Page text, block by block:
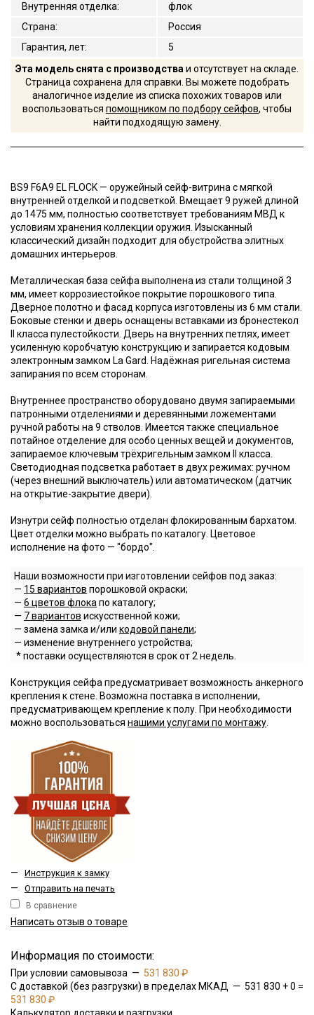
Внутренняя отделка:
флок
Страна:
Россия
Гарантия, лет:
5
Эта модель снята с производства и отсутствует на складе.
Страница сохранена для справки. Вы можете подобрать
аналогичное изделие из списка похожих товаров или
воспользоваться помощником по подбору сейфов, чтобы
найти подходящую замену.
BS9 F6A9 EL FLOCK — оружейный сейф-витрина с мягкой
внутренней отделкой и подсветкой. Вмещает 9 ружей длиной
до 1475 мм, полностью соответствует требованиям МВД к
условиям хранения коллекции оружия. Изысканный
классический дизайн подходит для обустройства элитных
домашних интерьеров.
Металлическая база сейфа выполнена из стали толщиной 3
мм, имеет коррозиестойкое покрытие порошкового типа.
Дверное полотно и фасад корпуса изготовлены из 6 мм стали.
Боковые стенки и дверь оснащены вставками из бронестекол
II класса пулестойкости. Дверь на внутренних петлях, имеет
усиленную коробчатую конструкцию и запирается кодовым
электронным замком La Gard. Надёжная ригельная система
запирания по всем сторонам.
Внутреннее пространство оборудовано двумя запираемыми
патронными отделениями и деревянными ложементами
ручной работы на 9 стволов. Имеется также специальное
потайное отделение для особо ценных вещей и документов,
запираемое ключевым трёхригельным замком II класса.
Светодиодная подсветка работает в двух режимах: ручном
(через внешний выключатель) или автоматическом (датчик
на открытие-закрытие двери).
Изнутри сейф полностью отделан флокированным бархатом.
Цвет отделки можно выбрать по каталогу. Цветовое
исполнение на фото — "бордо".
Наши возможности при изготовлении сейфов под заказ:
— 15 вариантов порошковой окраски;
— 6 цветов флока по каталогу;
— 7 вариантов искусственной кожи;
— замена замка и/или кодовой панели;
— изменение внутреннего устройства;
* поставки осуществляются в срок от 2 недель.
Конструкция сейфа предусматривает возможность анкерного
крепления к стене. Возможна поставка в исполнении,
предусматривающем крепление к полу. При необходимости
можно воспользоваться нашими услугами по монтажу
— Инструкция к замку
— Отправить на печать
В сравнение
Написать отзыв о товаре
Информация по стоимости:
При условии самовывоза — 531 830 ₽
С доставкой (без разгрузки) в пределах МКАД — 531 830 + 0 =
531 830 ₽